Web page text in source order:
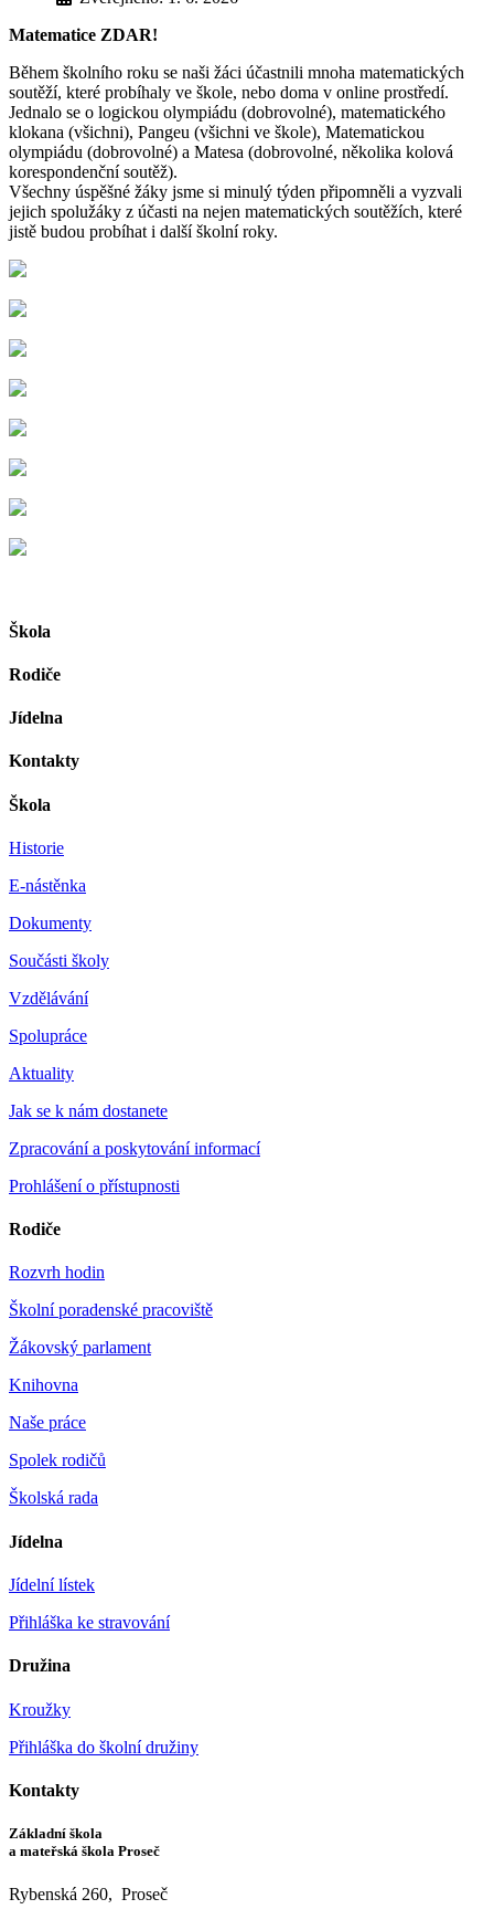
Matematice ZDAR!
Během školního roku se naši žáci účastnili mnoha matematických
soutěží, které probíhaly ve škole, nebo doma v online prostředí.
Jednalo se o logickou olympiádu (dobrovolné), matematického
klokana (všichni), Pangeu (všichni ve škole), Matematickou
olympiádu (dobrovolné) a Matesa (dobrovolné, několika kolová
korespondenční soutěž).
Všechny úspěšné žáky jsme si minulý týden připomněli a vyzvali
jejich spolužáky z účasti na nejen matematických soutěžích, které
jistě budou probíhat i další školní roky.
Škola
Rodiče
Jídelna
Kontakty
Škola
Historie
E-nástěnka
Dokumenty
Součásti školy
Vzdělávání
Spolupráce
Aktuality
Jak se k nám dostanete
Zpracování a poskytování informací
Prohlášení o přístupnosti
Rodiče
Rozvrh hodin
Školní poradenské pracoviště
Žákovský parlament
Knihovna
Naše práce
Spolek rodičů
Školská rada
Jídelna
Jídelní lístek
Přihláška ke stravování
Družina
Kroužky
Přihláška do školní družiny
Kontakty
Základní škola
a mateřská škola Proseč
Rybenská 260, Proseč